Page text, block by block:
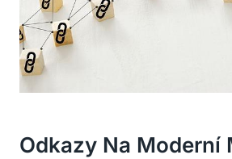
Odkazy Na Moderní